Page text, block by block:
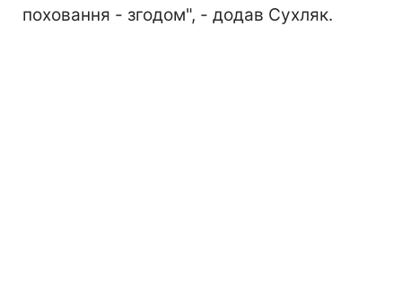
поховання - згодом", - додав Сухляк.